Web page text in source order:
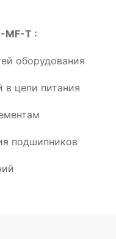
MF-T :
оборудования
в цепи питания
подшипников